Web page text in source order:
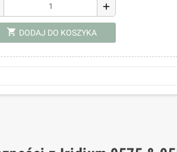
add
shopping_cart DODAJ DO KOSZYKA